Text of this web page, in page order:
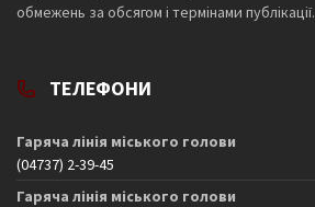
обмежень за обсягом і термінами публікації.
ТЕЛЕФОНИ
Гаряча лінія міського голови
(04737) 2-39-45
Гаряча лінія міського голови